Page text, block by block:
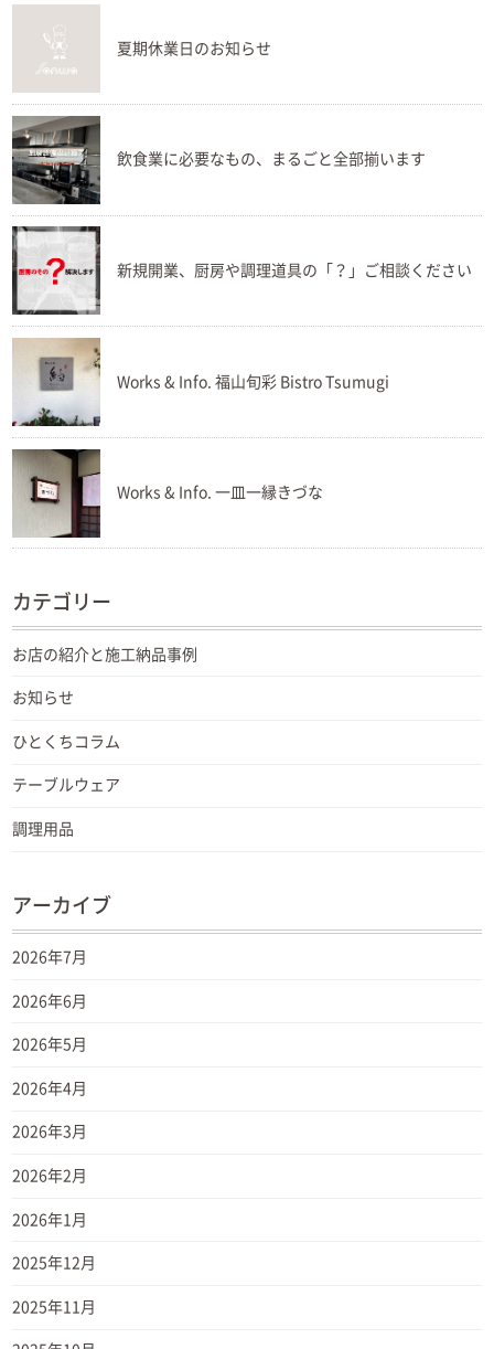
夏期休業日のお知らせ
飲食業に必要なもの、まるごと全部揃います
新規開業、厨房や調理道具の「？」ご相談ください
Works & Info. 福山旬彩 Bistro Tsumugi
Works & Info. 一皿一縁きづな
カテゴリー
お店の紹介と施工納品事例
お知らせ
ひとくちコラム
テーブルウェア
調理用品
アーカイブ
2026年7月
2026年6月
2026年5月
2026年4月
2026年3月
2026年2月
2026年1月
2025年12月
2025年11月